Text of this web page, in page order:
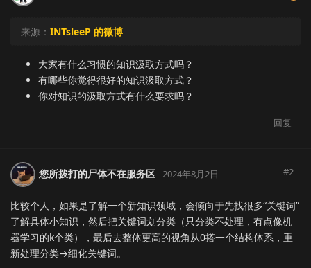
来源： INTsleeP 的微博
大家有什么习惯的知识汲取方式吗？
有哪些你觉得很好的知识汲取方式？
你对知识的汲取方式有什么要求吗？
回复
您所拨打的尸体不在服务区 2024年8月2日 #2
比较个人，如果是了解一个新知识领域，会倾向于先找很多“关键词”
了解具体小知识，然后把关键词划分类（只分类不处理，有点像机
器学习的k个类），最后去整体更高的视角从0搭一个结构体系，重
新处理分类→细化关键词。